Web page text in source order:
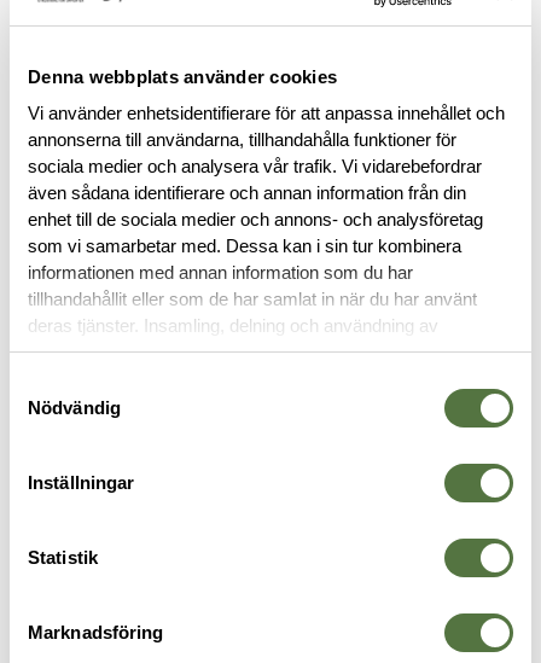
Denna webbplats använder cookies
Vi använder enhetsidentifierare för att anpassa innehållet och
annonserna till användarna, tillhandahålla funktioner för
sociala medier och analysera vår trafik. Vi vidarebefordrar
även sådana identifierare och annan information från din
enhet till de sociala medier och annons- och analysföretag
som vi samarbetar med. Dessa kan i sin tur kombinera
informationen med annan information som du har
tillhandahållit eller som de har samlat in när du har använt
deras tjänster. Insamling, delning och användning av
personuppgifter kan användas för personalisering av
Nödvändig
Inställningar
Statistik
Marknadsföring
BESKRIVNING
RECENSIONER
OM VARUMÄRKET
BYXOR